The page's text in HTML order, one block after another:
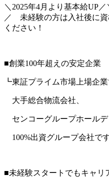
＼2025年4月より基本給UP
／ 未経験の方は入社後に
ください！
■創業100年超えの安定企業
┗東証プライム市場上場企業
大手総合物流会社、
センコーグループホール
100%出資グループ会社です
■未経験スタートでもキャリ